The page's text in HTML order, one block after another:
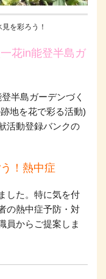
を彩ろう！
花in能登半島ガ
半島ガーデンづく
地を花で彩る活動)
活動登録バンクの
！熱中症
した。特に気を付
の熱中症予防・対
員からご提案しま